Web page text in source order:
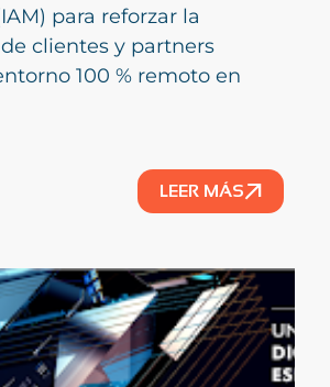
para reforzar la
clientes y partners
100 % remoto en
LEER MÁS